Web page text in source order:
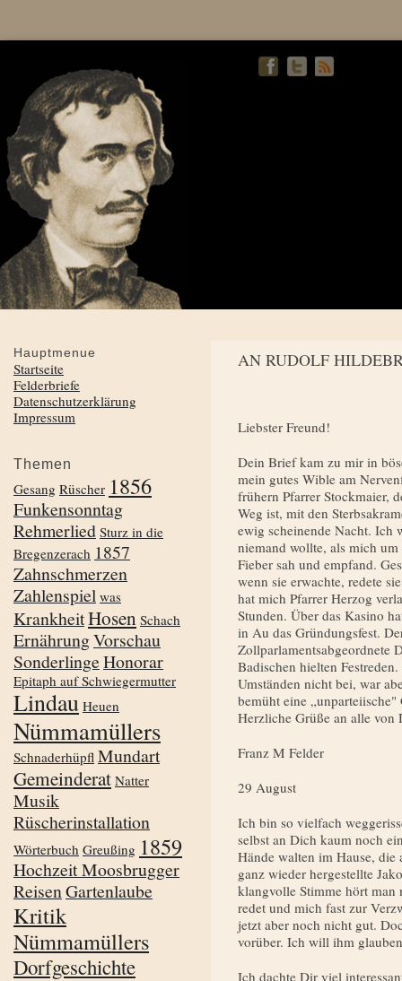
AN RUDOLF
Liebster Freund!
Dein Brief kam zu mir in
mein gutes Wible am
frühern Pfarrer Stockmaier,
Weg ist, mit den
ewig scheinende Nacht. Ich
niemand wollte, als mich
Fieber sah und empfand.
wenn sie erwachte, redete
hat mich Pfarrer Herzog
Stunden. Über das Kasino
in Au das Gründungsfest.
Zollparlamentsabgeordnete
Badischen hielten
Umständen nicht bei, war
bemüht eine
Herzliche Grüße an alle von
Franz M Felder
29 August
Ich bin so vielfach
selbst an Dich kaum noch
Hände walten im Hause,
ganz wieder hergestellte
klangvolle Stimme hört man
redet und mich fast zur
jetzt aber noch nicht gut.
vorüber. Ich will ihm
Ich dachte Dir viel
Hauptmenue
Startseite
Felderbriefe
Datenschutzerklärung
Impressum
Themen
Gesang Rüscher 1856
Funkensonntag
Rehmerlied Sturz in die
Bregenzerach 1857
Zahnschmerzen
Zahlenspiel was
KrankheitHosen Schach
ErnährungVorschau
SonderlingeHonorar
Epitaph auf Schwiegermutter
Lindau Heuen
Nümmamüllers
Schnaderhüpfl Mundart
Gemeinderat Natter
Musik
Rüscherinstallation
Wörterbuch Greußing 1859
Hochzeit Moosbrugger
ReisenGartenlaube
Kritik
Nümmamüllers
Dorfgeschichte